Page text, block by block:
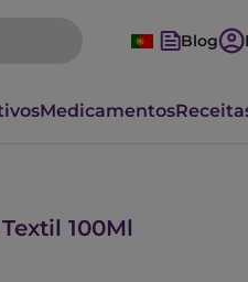
Blog
Medicamentos
100Ml